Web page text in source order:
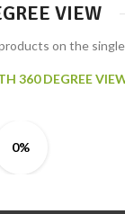
VIEW
on the
360 DEGREE
0%